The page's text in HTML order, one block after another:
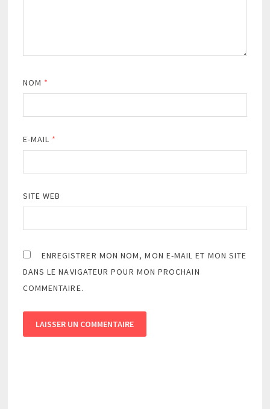
NOM *
E-MAIL *
SITE WEB
ENREGISTRER MON NOM, MON E-MAIL ET MON SITE
DANS LE NAVIGATEUR POUR MON PROCHAIN
COMMENTAIRE.